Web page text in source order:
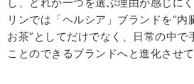
リンでは「ヘルシア」ブランドを“内
お茶”としてだけでなく、日常の中で
ことのできるブランドへと進化させて